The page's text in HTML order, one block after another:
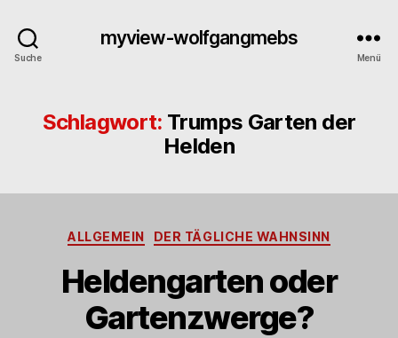
Suche
myview-wolfgangmebs
Menü
Schlagwort: Trumps Garten der
Helden
Kategorien
ALLGEMEIN DER TÄGLICHE WAHNSINN
Heldengarten oder
Gartenzwerge?